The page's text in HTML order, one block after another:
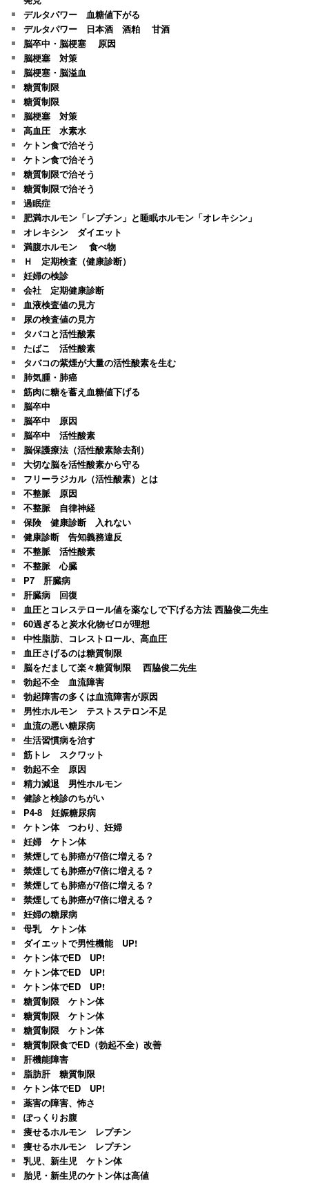
デルタパワー 血糖値下がる
デルタパワー 日本酒 酒粕 甘酒
脳卒中・脳梗塞 原因
脳梗塞 対策
脳梗塞・脳溢血
糖質制限
糖質制限
脳梗塞 対策
高血圧 水素水
ケトン食で治そう
ケトン食で治そう
糖質制限で治そう
糖質制限で治そう
過眠症
肥満ホルモン「レプチン」と睡眠ホルモン「オレキシン」
オレキシン ダイエット
満腹ホルモン 食べ物
Ｈ 定期検査（健康診断）
妊婦の検診
会社 定期健康診断
血液検査値の見方
尿の検査値の見方
タバコと活性酸素
たばこ 活性酸素
タバコの紫煙が大量の活性酸素を生む
肺気腫・肺癌
筋肉に糖を蓄え血糖値下げる
脳卒中
脳卒中 原因
脳卒中 活性酸素
脳保護療法（活性酸素除去剤）
大切な脳を活性酸素から守る
フリーラジカル（活性酸素）とは
不整脈 原因
不整脈 自律神経
保険 健康診断 入れない
健康診断 告知義務違反
不整脈 活性酸素
不整脈 心臓
P7 肝臓病
肝臓病 回復
血圧とコレステロール値を薬なしで下げる方法 西脇俊二先生
60過ぎると炭水化物ゼロが理想
中性脂肪、コレストロール、高血圧
血圧さげるのは糖質制限
脳をだまして楽々糖質制限 西脇俊二先生
勃起不全 血流障害
勃起障害の多くは血流障害が原因
男性ホルモン テストステロン不足
血流の悪い糖尿病
生活習慣病を治す
筋トレ スクワット
勃起不全 原因
精力減退 男性ホルモン
健診と検診のちがい
P4-8 妊娠糖尿病
ケトン体 つわり、妊婦
妊婦 ケトン体
禁煙しても肺癌が7倍に増える？
禁煙しても肺癌が7倍に増える？
禁煙しても肺癌が7倍に増える？
禁煙しても肺癌が7倍に増える？
妊婦の糖尿病
母乳 ケトン体
ダイエットで男性機能 UP!
ケトン体でED UP!
ケトン体でED UP!
ケトン体でED UP!
糖質制限 ケトン体
糖質制限 ケトン体
糖質制限 ケトン体
糖質制限食でED（勃起不全）改善
肝機能障害
脂肪肝 糖質制限
ケトン体でED UP!
薬害の障害、怖さ
ぽっくりお腹
痩せるホルモン レプチン
痩せるホルモン レプチン
乳児、新生児 ケトン体
胎児・新生児のケトン体は高値